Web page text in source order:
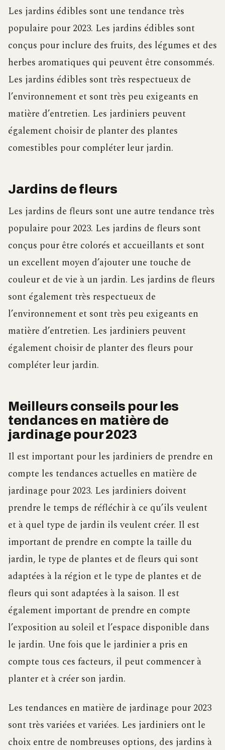
Les jardins édibles sont une tendance très
populaire pour 2023. Les jardins édibles sont
conçus pour inclure des fruits, des légumes et des
herbes aromatiques qui peuvent être consommés.
Les jardins édibles sont très respectueux de
l’environnement et sont très peu exigeants en
matière d’entretien. Les jardiniers peuvent
également choisir de planter des plantes
comestibles pour compléter leur jardin.
Jardins de fleurs
Les jardins de fleurs sont une autre tendance très
populaire pour 2023. Les jardins de fleurs sont
conçus pour être colorés et accueillants et sont
un excellent moyen d’ajouter une touche de
couleur et de vie à un jardin. Les jardins de fleurs
sont également très respectueux de
l’environnement et sont très peu exigeants en
matière d’entretien. Les jardiniers peuvent
également choisir de planter des fleurs pour
compléter leur jardin.
Meilleurs conseils pour les
tendances en matière de
jardinage pour 2023
Il est important pour les jardiniers de prendre en
compte les tendances actuelles en matière de
jardinage pour 2023. Les jardiniers doivent
prendre le temps de réfléchir à ce qu’ils veulent
et à quel type de jardin ils veulent créer. Il est
important de prendre en compte la taille du
jardin, le type de plantes et de fleurs qui sont
adaptées à la région et le type de plantes et de
fleurs qui sont adaptées à la saison. Il est
également important de prendre en compte
l’exposition au soleil et l’espace disponible dans
le jardin. Une fois que le jardinier a pris en
compte tous ces facteurs, il peut commencer à
planter et à créer son jardin.
Les tendances en matière de jardinage pour 2023
sont très variées et variées. Les jardiniers ont le
choix entre de nombreuses options, des jardins à